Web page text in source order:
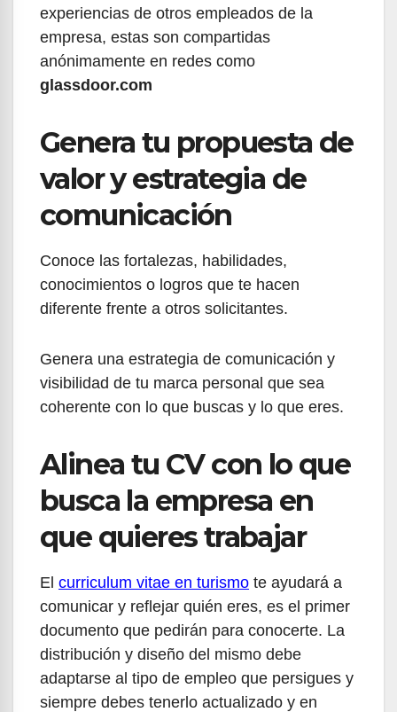
experiencias de otros empleados de la
empresa, estas son compartidas
anónimamente en redes como
glassdoor.com
Genera tu propuesta de
valor y estrategia de
comunicación
Conoce las fortalezas, habilidades,
conocimientos o logros que te hacen
diferente frente a otros solicitantes.
Genera una estrategia de comunicación y
visibilidad de tu marca personal que sea
coherente con lo que buscas y lo que eres.
Alinea tu CV con lo que
busca la empresa en
que quieres trabajar
El curriculum vitae en turismo te ayudará a
comunicar y reflejar quién eres, es el primer
documento que pedirán para conocerte. La
distribución y diseño del mismo debe
adaptarse al tipo de empleo que persigues y
siempre debes tenerlo actualizado y en